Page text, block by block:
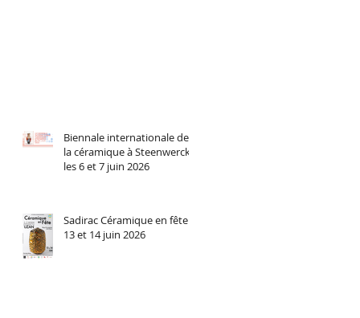
Biennale internationale de
la céramique à Steenwerck
les 6 et 7 juin 2026
Sadirac Céramique en fête
13 et 14 juin 2026